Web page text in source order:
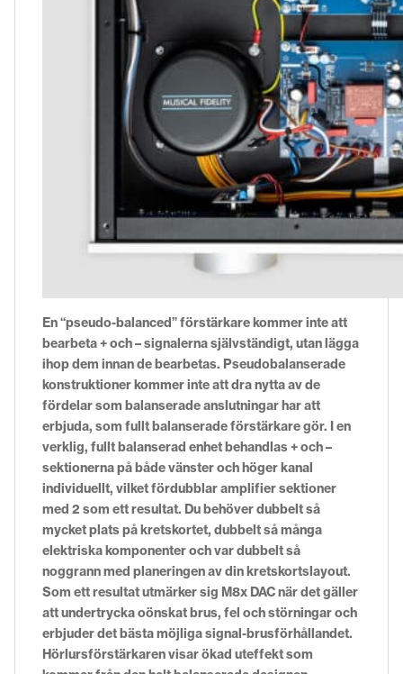
En “pseudo-balanced” förstärkare kommer inte att
bearbeta + och – signalerna självständigt, utan lägga
ihop dem innan de bearbetas. Pseudobalanserade
konstruktioner kommer inte att dra nytta av de
fördelar som balanserade anslutningar har att
erbjuda, som fullt balanserade förstärkare gör. I en
verklig, fullt balanserad enhet behandlas + och –
sektionerna på både vänster och höger kanal
individuellt, vilket fördubblar amplifier sektioner
med 2 som ett resultat. Du behöver dubbelt så
mycket plats på kretskortet, dubbelt så många
elektriska komponenter och var dubbelt så
noggrann med planeringen av din kretskortslayout.
Som ett resultat utmärker sig M8x DAC när det gäller
att undertrycka oönskat brus, fel och störningar och
erbjuder det bästa möjliga signal-brusförhållandet.
Hörlursförstärkaren visar ökad uteffekt som